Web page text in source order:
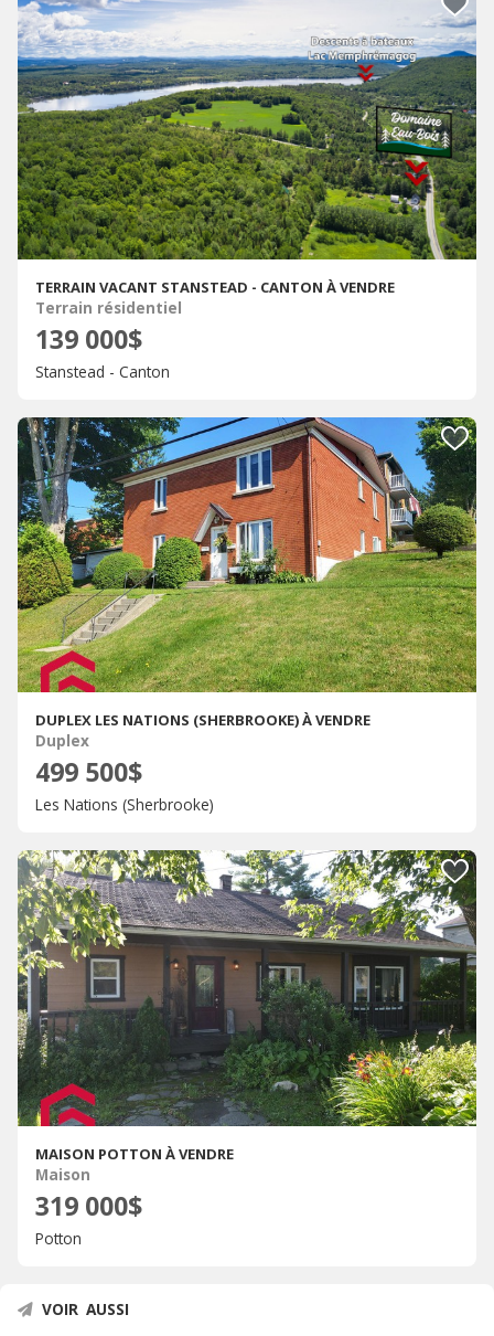
TERRAIN VACANT STANSTEAD - CANTON À VENDRE
Terrain résidentiel
139 000$
Stanstead - Canton
DUPLEX LES NATIONS (SHERBROOKE) À VENDRE
Duplex
499 500$
Les Nations (Sherbrooke)
MAISON POTTON À VENDRE
Maison
319 000$
Potton
VOIR AUSSI